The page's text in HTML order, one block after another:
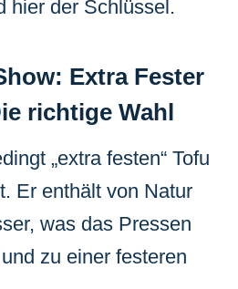
hier der Schlüssel.
Extra Fester
richtige Wahl
„extra festen“ Tofu
Er enthält von Natur
was das Pressen
zu einer festeren